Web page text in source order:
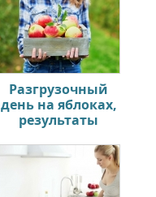
Разгрузочный
день на яблоках,
результаты